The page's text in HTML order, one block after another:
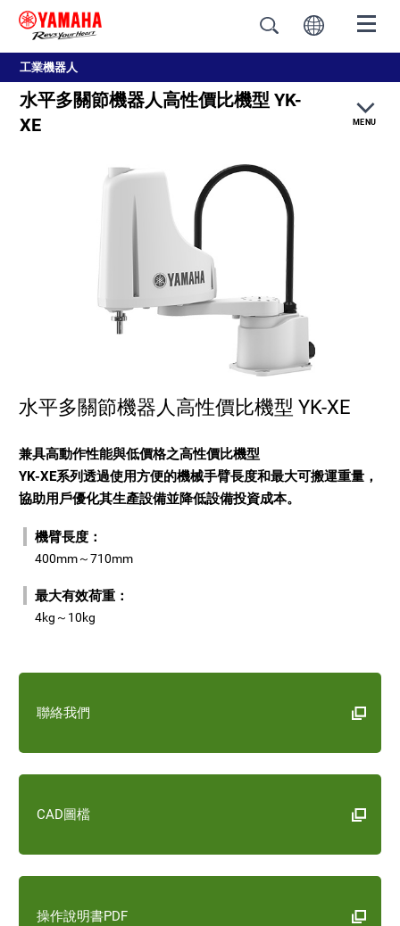
工業機器人
水平多關節機器人高性價比機型 YK-
XE
MENU
水平多關節機器人高性價比機型 YK-XE
兼具高動作性能與低價格之高性價比機型
YK-XE系列透過使用方便的機械手臂長度和最大可搬運重量，
協助用戶優化其生產設備並降低設備投資成本。
機臂長度：
400mm～710mm
最大有效荷重：
4kg～10kg
聯絡我們
CAD圖檔
操作說明書PDF